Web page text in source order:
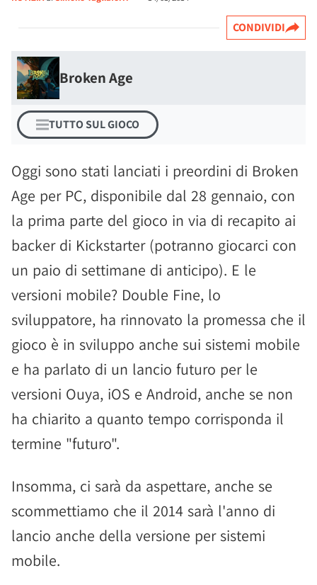
CONDIVIDI
Broken Age
TUTTO SUL GIOCO
Oggi sono stati lanciati i preordini di Broken
Age per PC, disponibile dal 28 gennaio, con
la prima parte del gioco in via di recapito ai
backer di Kickstarter (potranno giocarci con
un paio di settimane di anticipo). E le
versioni mobile? Double Fine, lo
sviluppatore, ha rinnovato la promessa che il
gioco è in sviluppo anche sui sistemi mobile
e ha parlato di un lancio futuro per le
versioni Ouya, iOS e Android, anche se non
ha chiarito a quanto tempo corrisponda il
termine "futuro".
Insomma, ci sarà da aspettare, anche se
scommettiamo che il 2014 sarà l'anno di
lancio anche della versione per sistemi
mobile.